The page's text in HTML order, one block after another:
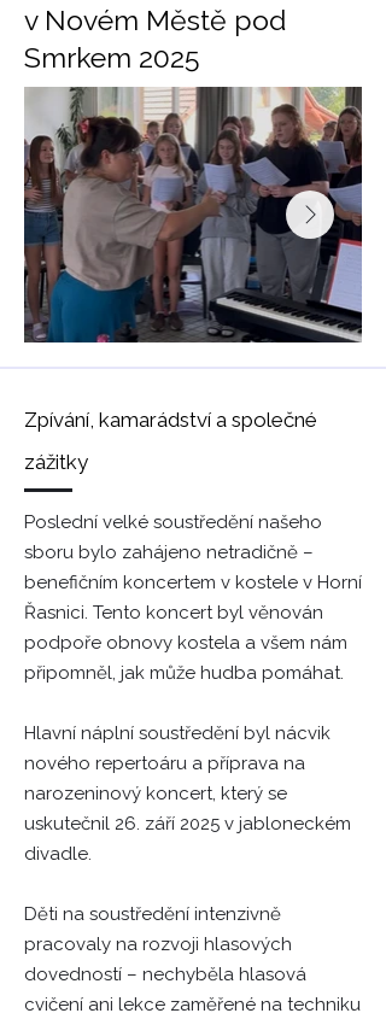
v Novém Městě pod
Smrkem 2025
Zpívání, kamarádství a společné
zážitky
​Poslední velké soustředění našeho
sboru bylo zahájeno netradičně –
benefičním koncertem v kostele v Horní
Řasnici. Tento koncert byl věnován
podpoře obnovy kostela a všem nám
připomněl, jak může hudba pomáhat.
Hlavní náplní soustředění byl nácvik
nového repertoáru a příprava na
narozeninový koncert, který se
uskutečnil 26. září ​2025 v jabloneckém
divadle.
Děti na soustředění intenzivně
pracoval​y na rozvoji hlasových
dovedností – nechyběla hlasová
cvičení ani lekce zaměřené na techniku